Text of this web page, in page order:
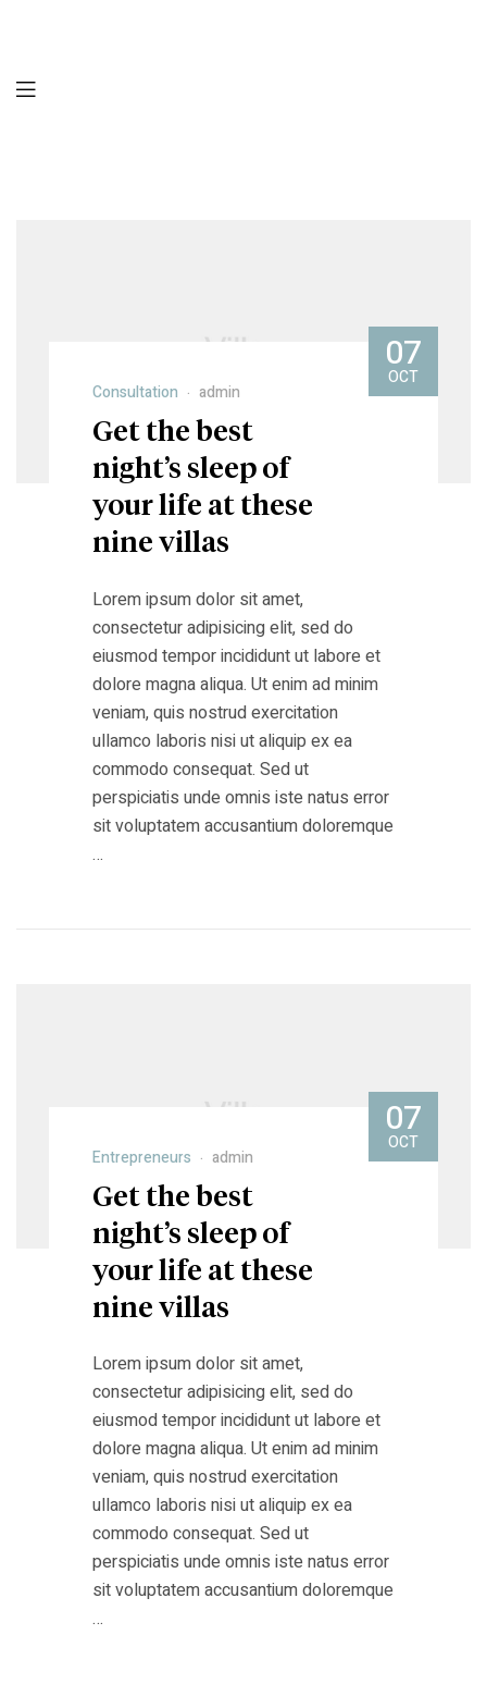
07
OCT
Consultation admin
Get the best
night’s sleep of
your life at these
nine villas
Lorem ipsum dolor sit amet,
consectetur adipisicing elit, sed do
eiusmod tempor incididunt ut labore et
dolore magna aliqua. Ut enim ad minim
veniam, quis nostrud exercitation
ullamco laboris nisi ut aliquip ex ea
commodo consequat. Sed ut
perspiciatis unde omnis iste natus error
sit voluptatem accusantium doloremque
…
07
OCT
Entrepreneurs admin
Get the best
night’s sleep of
your life at these
nine villas
Lorem ipsum dolor sit amet,
consectetur adipisicing elit, sed do
eiusmod tempor incididunt ut labore et
dolore magna aliqua. Ut enim ad minim
veniam, quis nostrud exercitation
ullamco laboris nisi ut aliquip ex ea
commodo consequat. Sed ut
perspiciatis unde omnis iste natus error
sit voluptatem accusantium doloremque
…